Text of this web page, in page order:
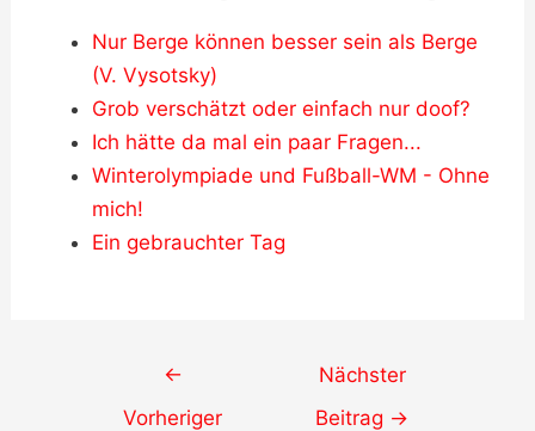
Nur Berge können besser sein als Berge
(V. Vysotsky)
Grob verschätzt oder einfach nur doof?
Ich hätte da mal ein paar Fragen...
Winterolympiade und Fußball-WM - Ohne
mich!
Ein gebrauchter Tag
←
Vorheriger
Nächster
Beitrag →